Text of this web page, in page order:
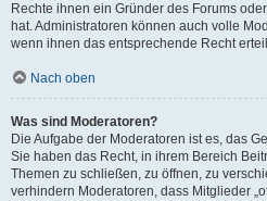
Rechte ihnen ein Gründer des Forums
hat. Administratoren können auch volle
wenn ihnen das entsprechende Recht
Nach oben
Was sind Moderatoren?
Die Aufgabe der Moderatoren ist es, das
Sie haben das Recht, in ihrem Bereich
Themen zu schließen, zu öffnen, zu
verhindern Moderatoren, dass Mitglieder